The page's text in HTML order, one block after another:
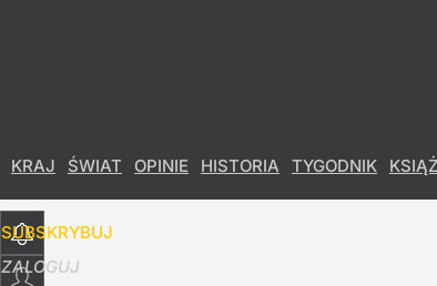
KRAJ ŚWIAT OPINIE HISTORIA TYGODNIK
SUBSKRYBUJ
ZALOGUJ